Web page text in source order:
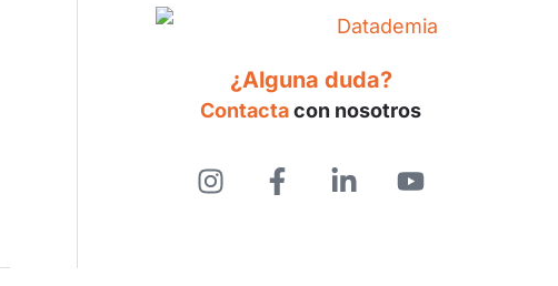
¿Alguna duda?
Contactacon nosotros